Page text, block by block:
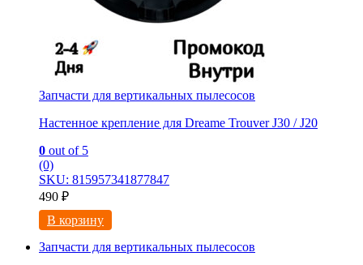
Запчасти для вертикальных пылесосов
Настенное крепление для Dreame Trouver J30 / J20
0 out of 5
(0)
SKU: 815957341877847
490 ₽
В корзину
Запчасти для вертикальных пылесосов